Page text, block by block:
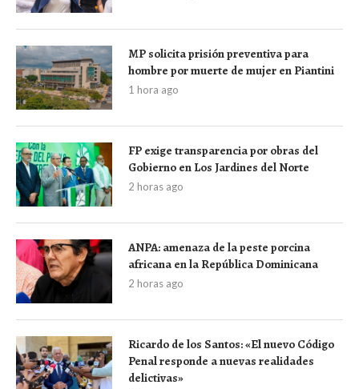
MP solicita prisión preventiva para
hombre por muerte de mujer en Piantini
1 hora ago
FP exige transparencia por obras del
Gobierno en Los Jardines del Norte
2 horas ago
ANPA: amenaza de la peste porcina
africana en la República Dominicana
2 horas ago
Ricardo de los Santos: «El nuevo Código
Penal responde a nuevas realidades
delictivas»